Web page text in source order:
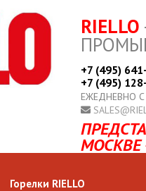
RIELLO
+7 (495)
+7 (495)
ЕЖЕДНЕВНО
МОСКВЕ
Горелки RIELLO